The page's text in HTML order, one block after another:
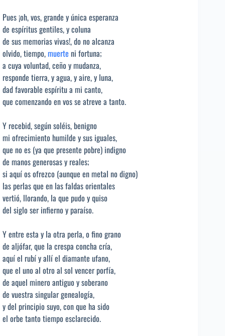
Pues ¡oh, vos, grande y única esperanza
de espíritus gentiles, y coluna
de sus memorias vivas!, do no alcanza
olvido, tiempo,muerte ni fortuna;
a cuya voluntad, ceño y mudanza,
responde tierra, y agua, y aire, y luna,
dad favorable espíritu a mi canto,
que comenzando en vos se atreve a tanto.
Y recebid, según soléis, benigno
mi ofrecimiento humilde y sus iguales,
que no es (ya que presente pobre) indigno
de manos generosas y reales;
si aquí os ofrezco (aunque en metal no digno)
las perlas que en las faldas orientales
vertió, llorando, la que pudo y quiso
del siglo ser infierno y paraíso.
Y entre esta y la otra perla, o fino grano
de aljófar, que la crespa concha cría,
aquí el rubí y allí el diamante ufano,
que el uno al otro al sol vencer porfía,
de aquel minero antiguo y soberano
de vuestra singular genealogía,
y del principio suyo, con que ha sido
el orbe tanto tiempo esclarecido.